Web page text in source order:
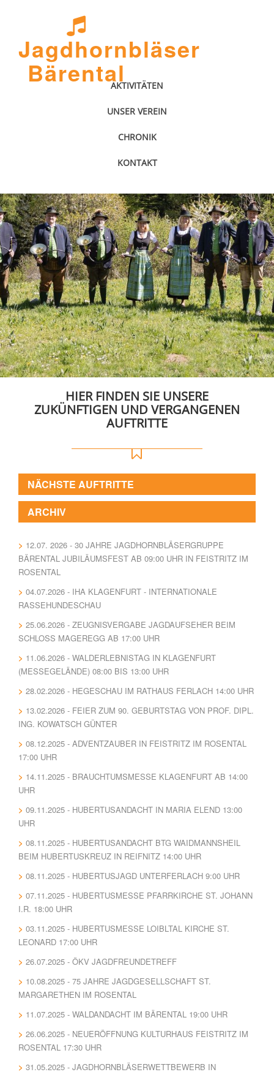
Jagdhornbläser
BärentalAKTIVITÄTEN
UNSER VEREIN
CHRONIK
KONTAKT
HIER FINDEN SIE UNSERE
ZUKÜNFTIGEN UND VERGANGENEN
AUFTRITTE
NÄCHSTE AUFTRITTE
ARCHIV
12.07. 2026 - 30 JAHRE JAGDHORNBLÄSERGRUPPE
BÄRENTAL JUBILÄUMSFEST AB 09:00 UHR IN FEISTRITZ IM
ROSENTAL
04.07.2026 - IHA KLAGENFURT - INTERNATIONALE
RASSEHUNDESCHAU
25.06.2026 - ZEUGNISVERGABE JAGDAUFSEHER BEIM
SCHLOSS MAGEREGG AB 17:00 UHR
11.06.2026 - WALDERLEBNISTAG IN KLAGENFURT
(MESSEGELÄNDE) 08:00 BIS 13:00 UHR
28.02.2026 - HEGESCHAU IM RATHAUS FERLACH 14:00 UHR
13.02.2026 - FEIER ZUM 90. GEBURTSTAG VON PROF. DIPL.
ING. KOWATSCH GÜNTER
08.12.2025 - ADVENTZAUBER IN FEISTRITZ IM ROSENTAL
17:00 UHR
14.11.2025 - BRAUCHTUMSMESSE KLAGENFURT AB 14:00
UHR
09.11.2025 - HUBERTUSANDACHT IN MARIA ELEND 13:00
UHR
08.11.2025 - HUBERTUSANDACHT BTG WAIDMANNSHEIL
BEIM HUBERTUSKREUZ IN REIFNITZ 14:00 UHR
08.11.2025 - HUBERTUSJAGD UNTERFERLACH 9:00 UHR
07.11.2025 - HUBERTUSMESSE PFARRKIRCHE ST. JOHANN
I.R. 18:00 UHR
03.11.2025 - HUBERTUSMESSE LOIBLTAL KIRCHE ST.
LEONARD 17:00 UHR
26.07.2025 - ÖKV JAGDFREUNDETREFF
10.08.2025 - 75 JAHRE JAGDGESELLSCHAFT ST.
MARGARETHEN IM ROSENTAL
11.07.2025 - WALDANDACHT IM BÄRENTAL 19:00 UHR
26.06.2025 - NEUERÖFFNUNG KULTURHAUS FEISTRITZ IM
ROSENTAL 17:30 UHR
31.05.2025 - JAGDHORNBLÄSERWETTBEWERB IN